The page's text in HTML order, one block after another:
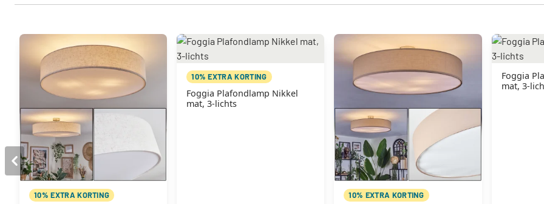
10% EXTRA KORTING
10% EXTRA KORTING
Foggia Plafondlamp Nikkel
mat, 3-lichts
10% EXTRA KORTING
Foggia
mat, 3-